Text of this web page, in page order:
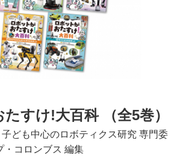
たすけ!大百科 （全5巻）
ども中心のロボティクス研究 専門委
・コロンブス 編集